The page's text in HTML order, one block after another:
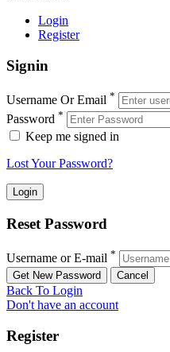
Login
Register
Signin
Username Or Email *
Password *
Keep me signed in
Lost Your Password?
Reset Password
Username or E-mail *
Back To Login
Don't have an account
Register